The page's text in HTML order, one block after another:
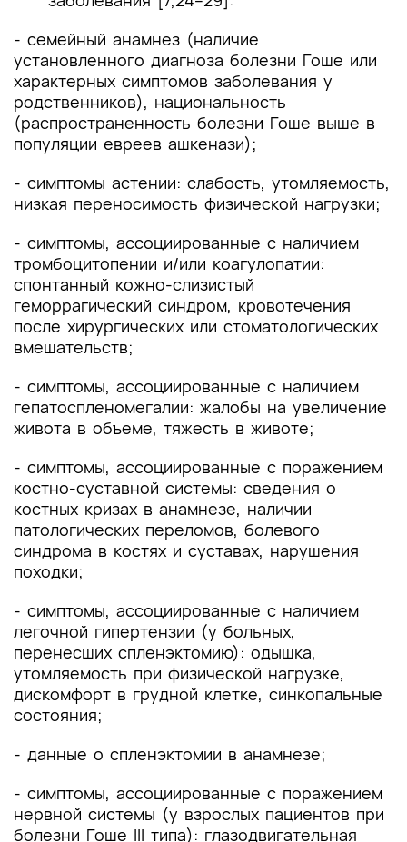
- семейный анамнез (наличие
установленного диагноза болезни Гоше или
характерных симптомов заболевания у
родственников), национальность
(распространенность болезни Гоше выше в
популяции евреев ашкенази);
- симптомы астении: слабость, утомляемость,
низкая переносимость физической нагрузки;
- симптомы, ассоциированные с наличием
тромбоцитопении и/или коагулопатии:
спонтанный кожно-слизистый
геморрагический синдром, кровотечения
после хирургических или стоматологических
вмешательств;
- симптомы, ассоциированные с наличием
гепатоспленомегалии: жалобы на увеличение
живота в объеме, тяжесть в животе;
- симптомы, ассоциированные с поражением
костно-суставной системы: сведения о
костных кризах в анамнезе, наличии
патологических переломов, болевого
синдрома в костях и суставах, нарушения
походки;
- симптомы, ассоциированные с наличием
легочной гипертензии (у больных,
перенесших спленэктомию): одышка,
утомляемость при физической нагрузке,
дискомфорт в грудной клетке, синкопальные
состояния;
- данные о спленэктомии в анамнезе;
- симптомы, ассоциированные с поражением
нервной системы (у взрослых пациентов при
болезни Гоше III типа): глазодвигательная